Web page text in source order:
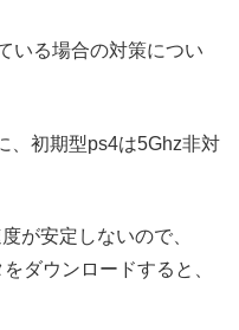
いる場合の対策につい
、初期型ps4は5Ghz非対
が安定しないので、
ダウンロードすると、